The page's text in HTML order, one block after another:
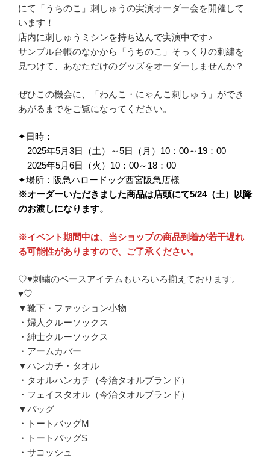
にて「うちのこ」刺しゅうの実演オーダー会を開催して
います！
店内に刺しゅうミシンを持ち込んで実演中です♪
サンプル台帳のなかから「うちのこ」そっくりの刺繍を
見つけて、あなただけのグッズをオーダーしませんか？
ぜひこの機会に、「わんこ・にゃんこ刺しゅう」ができ
あがるまでをご覧になってください。
✦日時：
2025年5月3日（土）～5日（月）10：00～19：00
2025年5月6日（火）10：00～18：00
✦場所：阪急ハロードッグ西宮阪急店様
※オーダーいただきました商品は店頭にて5/24（土）以降
のお渡しになります。
※イベント期間中は、当ショップの商品到着が若干遅れ
る可能性がありますので、ご了承ください。
♡♥刺繍のベースアイテムもいろいろ揃えております。
♥♡
▼靴下・ファッション小物
・婦人クルーソックス
・紳士クルーソックス
・アームカバー
▼ハンカチ・タオル
・タオルハンカチ（今治タオルブランド）
・フェイスタオル（今治タオルブランド）
▼バッグ
・トートバッグM
・トートバッグS
・サコッシュ